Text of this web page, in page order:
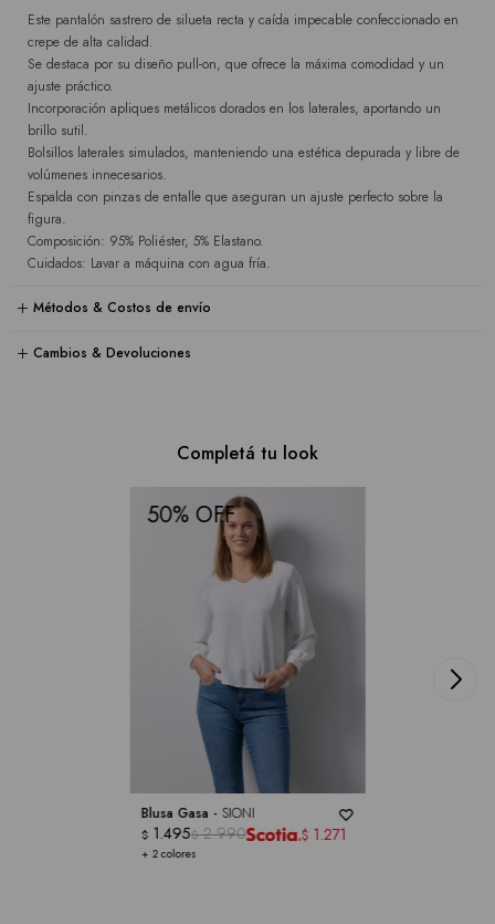
Este pantalón sastrero de silueta recta y caída impecable confeccionado en
crepe de alta calidad.
Se destaca por su diseño pull-on, que ofrece la máxima comodidad y un
ajuste práctico.
Incorporación apliques metálicos dorados en los laterales, aportando un
brillo sutil.
Bolsillos laterales simulados, manteniendo una estética depurada y libre de
volúmenes innecesarios.
Espalda con pinzas de entalle que aseguran un ajuste perfecto sobre la
figura.
Composición: 95% Poliéster, 5% Elastano.
Cuidados: Lavar a máquina con agua fría.
Métodos & Costos de envío
Cambios & Devoluciones
Completá tu look
50
Blusa Gasa - SIONI
+ 2 colores
$ 1.495$ 2.990 $ 1.271